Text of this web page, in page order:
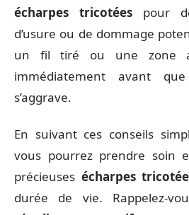
écharpes tricotées pour
d’usure ou de dommage
un fil tiré ou une zone
immédiatement avant
s’aggrave.
En suivant ces conseils
vous pourrez prendre soin
précieuses écharpes
durée de vie. Rappelez-